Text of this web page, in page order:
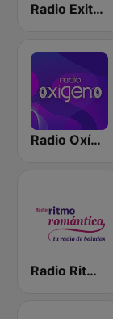
Radio Exitosa
Radio Oxígeno
Radio Ritmo Romántica